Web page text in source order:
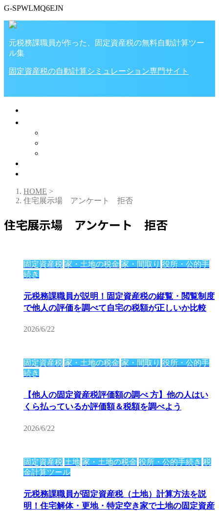
G-SPWLMQ6EJN
元税務課職員が作った、固定資産税の無料自動計算ツー
ル集
固定資産税の自動計算シミュレーション専門サイト
HOME >
住宅展示場 アンケート 拒否
住宅展示場 アンケート 拒否
固定資産税 家・土地の税金 家・間取り 役所・公的手
続き
元税務課職員が説明！固定資産税の縦覧・閲覧制度
で他人の評価を調べて自宅の税額が正しいか比較
2026/6/22
固定資産税 家・土地の税金 家・間取り 役所・公的手
続き
【他人の固定資産税評価額の調べ 方】他の人はい
くら払っているか評価額＆税額を調べよう
2026/6/22
固定資産税 土地 家・土地の税金 役所・公的手続き 税
金計算ツール
元税務課職員が固定資産税（土地）計算方法を説
明！住宅解体・更地・特定空き家で土地の固定資産